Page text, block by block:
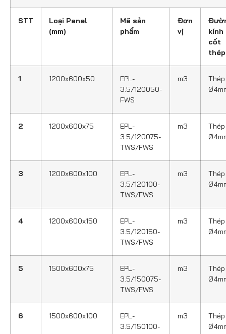
STT
Loại Panel
(mm)
Mã sản
phẩm
Đơn
vị
kính
cốt
thép
1 1200x600x50
EPL-
3.5/120050-
FWS
m3
Thép
2 1200x600x75
EPL-
3.5/120075-
TWS/FWS
m3
Thép
3 1200x600x100
EPL-
3.5/120100-
TWS/FWS
m3
Thép
4 1200x600x150
EPL-
3.5/120150-
TWS/FWS
m3
Thép
5 1500x600x75
EPL-
3.5/150075-
TWS/FWS
m3
Thép
6 1500x600x100
EPL-
3.5/150100-
m3
Thép